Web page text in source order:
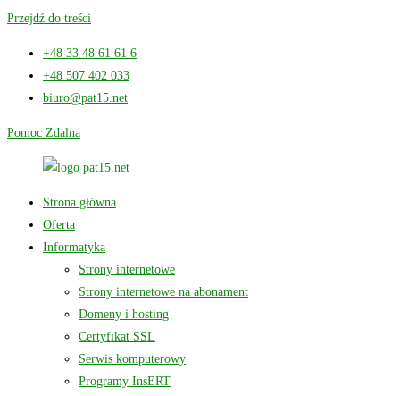
Przejdź do treści
+48 33 48 61 61 6
+48 507 402 033
biuro@pat15.net
Pomoc Zdalna
Strona główna
Oferta
Informatyka
Strony internetowe
Strony internetowe na abonament
Domeny i hosting
Certyfikat SSL
Serwis komputerowy
Programy InsERT